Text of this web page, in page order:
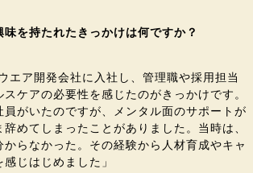
を持たれたきっかけは何ですか？
エア開発会社に入社し、管理職や採用担当
ケアの必要性を感じたのがきっかけです。
員がいたのですが、メンタル面のサポートが
めてしまったことがありました。当時は、
からなかった。その経験から人材育成やキャ
じはじめました」